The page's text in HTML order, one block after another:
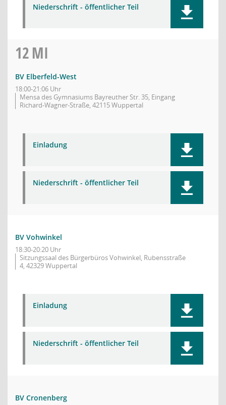
Niederschrift - öffentlicher Teil
12MI
BV Elberfeld-West
18:00-21:06 Uhr
Mensa des Gymnasiums Bayreuther Str. 35, Eingang
Richard-Wagner-Straße, 42115 Wuppertal
Einladung
Niederschrift - öffentlicher Teil
BV Vohwinkel
18:30-20:20 Uhr
Sitzungssaal des Bürgerbüros Vohwinkel, Rubensstraße
4, 42329 Wuppertal
Einladung
Niederschrift - öffentlicher Teil
BV Cronenberg